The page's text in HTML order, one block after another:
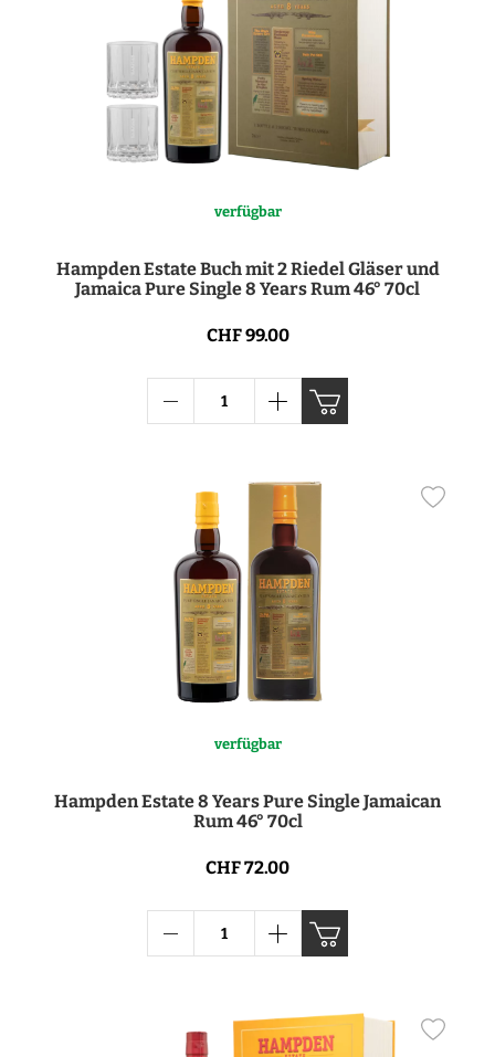
verfügbar
Hampden Estate Buch mit 2 Riedel Gläser und
Jamaica Pure Single 8 Years Rum 46° 70cl
CHF 99.00
verfügbar
Hampden Estate 8 Years Pure Single Jamaican
Rum 46° 70cl
CHF 72.00